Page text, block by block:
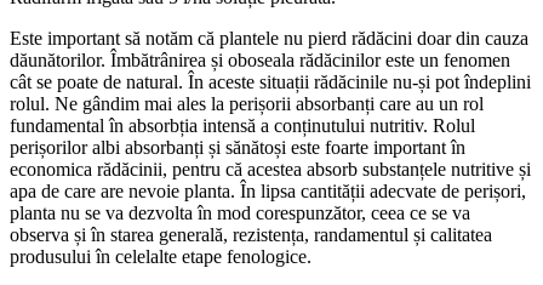
Este important să notăm că plantele nu pierd rădăcini doar din cauza
dăunătorilor. Îmbătrânirea și oboseala rădăcinilor este un fenomen
cât se poate de natural. În aceste situații rădăcinile nu-și pot îndeplini
rolul. Ne gândim mai ales la perișorii absorbanți care au un rol
fundamental în absorbția intensă a conținutului nutritiv. Rolul
perișorilor albi absorbanți și sănătoși este foarte important în
economica rădăcinii, pentru că acestea absorb substanțele nutritive și
apa de care are nevoie planta. În lipsa cantității adecvate de perișori,
planta nu se va dezvolta în mod corespunzător, ceea ce se va
observa și în starea generală, rezistența, randamentul și calitatea
produsului în celelalte etape fenologice.